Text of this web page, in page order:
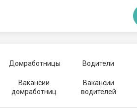
Домработницы Водители
Вакансии
домработниц
Вакансии
водителей